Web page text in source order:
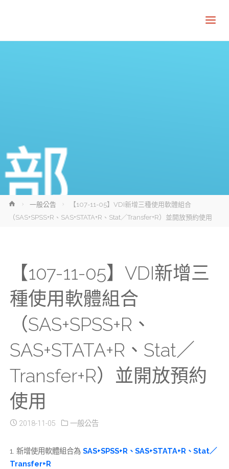
Home一般公告
【107-11-05】VDI新增三種使用軟體組合
（SAS+SPSS+R、SAS+STATA+R、Stat／Transfer+R）並開放預約使用
【107-11-05】VDI新增三
種使用軟體組合
（SAS+SPSS+R、
SAS+STATA+R、Stat／
Transfer+R）並開放預約
使用
2018-11-05 一般公告
1. 新增使用軟體組合為 SAS+SPSS+R、SAS+STATA+R、Stat／
Transfer+R